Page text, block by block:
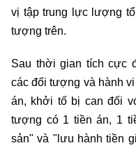
vị tập trung lực lượng
tượng trên.
Sau thời gian tích cực
các đối tượng và hành
án, khởi tố bị can đối
tượng có 1 tiền án, 1
sản" và "lưu hành tiền